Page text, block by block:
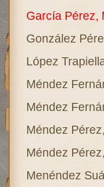
García Pérez,
González
López
Méndez
Méndez
Méndez
Méndez
Menéndez